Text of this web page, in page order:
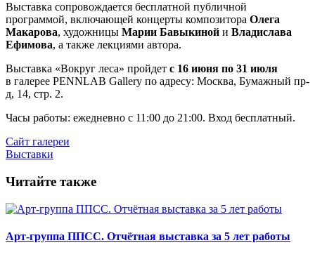
Выставка сопровождается бесплатной публичной
программой, включающей концерты композитора Олега
Макарова, художницы Марии Бавыкиной и Владислава
Ефимова, а также лекциями автора.
Выставка «Вокруг леса» пройдет с 16 июня по 31 июля
в галерее PENNLAB Gallery по адресу: Москва, Бумажный пр-
д, 14, стр. 2.
Часы работы: ежедневно с 11:00 до 21:00. Вход бесплатный.
Сайт галереи
Выставки
Читайте также
Арт-группа ППСС. Отчётная выставка за 5 лет работы